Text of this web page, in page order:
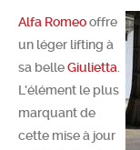
Alfa Romeooffre
un léger lifting à
sa belleGiulietta
L'élément le plus
marquant de
cette mise à jour